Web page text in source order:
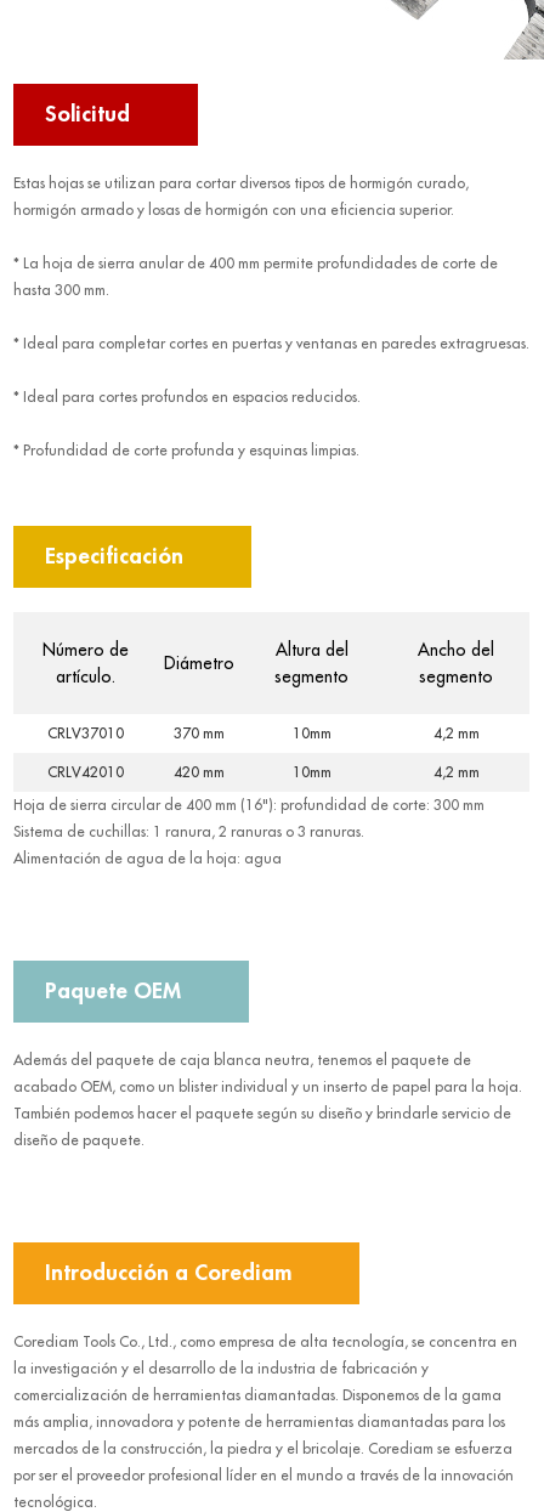
Solicitud
Estas hojas se utilizan para cortar diversos tipos de hormigón curado,
hormigón armado y losas de hormigón con una eficiencia superior.
* La hoja de sierra anular de 400 mm permite profundidades de corte de
hasta 300 mm.
* Ideal para completar cortes en puertas y ventanas en paredes extragruesas.
* Ideal para cortes profundos en espacios reducidos.
* Profundidad de corte profunda y esquinas limpias.
Especificación
Número de
artículo.
Diámetro
Altura del
segmento
Ancho del
segmento
CRLV37010 370 mm 10mm 4,2 mm
CRLV42010 420 mm 10mm 4,2 mm
Hoja de sierra circular de 400 mm (16"): profundidad de corte: 300 mm
Sistema de cuchillas: 1 ranura, 2 ranuras o 3 ranuras.
Alimentación de agua de la hoja: agua
Paquete OEM
Además del paquete de caja blanca neutra, tenemos el paquete de
acabado OEM, como un blister individual y un inserto de papel para la hoja.
También podemos hacer el paquete según su diseño y brindarle servicio de
diseño de paquete.
Introducción a Corediam
Corediam Tools Co., Ltd., como empresa de alta tecnología, se concentra en
la investigación y el desarrollo de la industria de fabricación y
comercialización de herramientas diamantadas. Disponemos de la gama
más amplia, innovadora y potente de herramientas diamantadas para los
mercados de la construcción, la piedra y el bricolaje. Corediam se esfuerza
por ser el proveedor profesional líder en el mundo a través de la innovación
tecnológica.